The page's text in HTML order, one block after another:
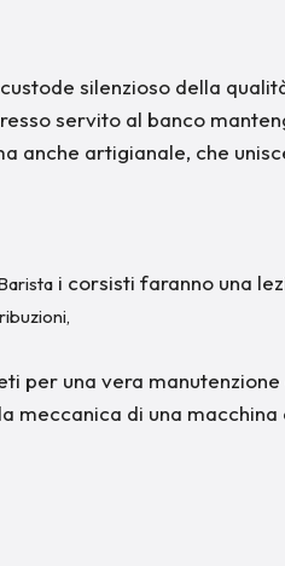
silenzioso della
servito al banco
anche artigianale, che
i corsisti faranno una
per una vera
meccanica di una macchina